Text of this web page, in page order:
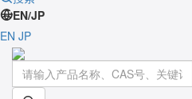
EN/JP
EN JP